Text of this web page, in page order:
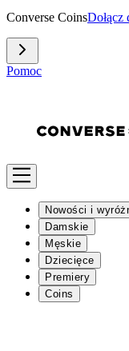
Converse CoinsDołącz
Pomoc
Nowości i
Damskie
Męskie
Dziecięce
Premiery
Coins